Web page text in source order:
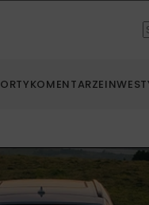
KOMENTARZE